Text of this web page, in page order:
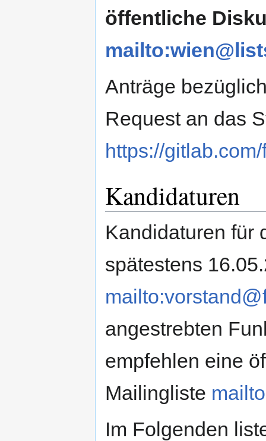
öffentliche
Anträge
Request an das
https://
Kandidaturen
Kandidaturen für
spätestens
angestrebten
empfehlen eine
Mailingliste
Im Folgenden